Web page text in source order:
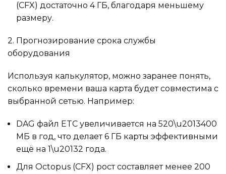
(CFX) достаточно 4 ГБ, благодаря меньшему
размеру.
2. Прогнозирование срока службы
оборудования
Используя калькулятор, можно заранее понять,
сколько времени ваша карта будет совместима с
выбранной сетью. Например:
DAG файл ETC увеличивается на 520\u2013400
МБ в год, что делает 6 ГБ карты эффективными
ещё на 1\u20132 года.
Для Octopus (CFX) рост составляет менее 200